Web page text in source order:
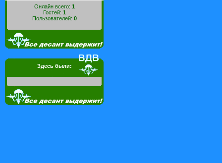
Онлайн всего: 1
Гостей: 1
Пользователей: 0
Здесь были: